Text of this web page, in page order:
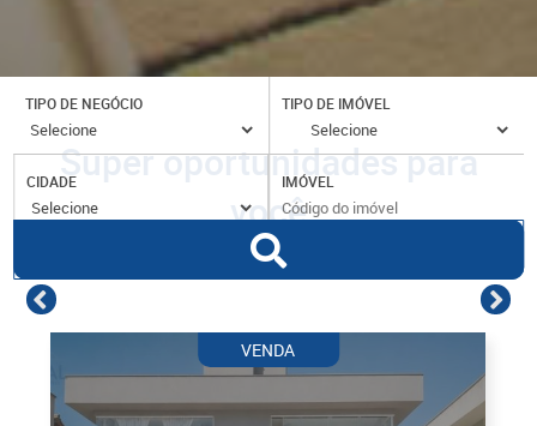
TIPO DE NEGÓCIO TIPO DE IMÓVEL
CIDADE IMÓVEL
Super oportunidades para
você
VENDA